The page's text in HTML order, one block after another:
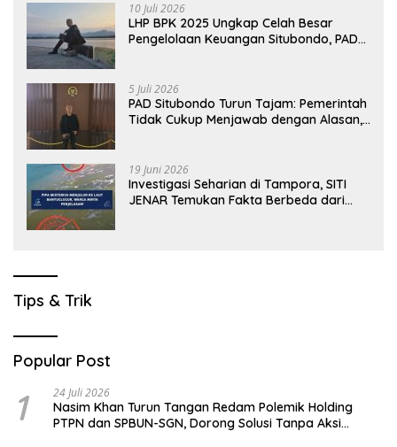
10 Juli 2026
LHP BPK 2025 Ungkap Celah Besar
Pengelolaan Keuangan Situbondo, PAD
5 Juli 2026
PAD Situbondo Turun Tajam: Pemerintah
Tidak Cukup Menjawab dengan Alasan,
19 Juni 2026
Investigasi Seharian di Tampora, SITI
JENAR Temukan Fakta Berbeda dari
Tips & Trik
Popular Post
1 24 Juli 2026
Nasim Khan Turun Tangan Redam Polemik Holding
PTPN dan SPBUN-SGN, Dorong Solusi Tanpa Aksi